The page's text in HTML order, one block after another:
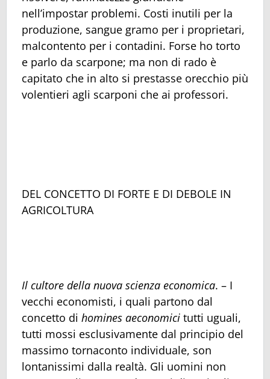
nell’impostar problemi. Costi inutili per la
produzione, sangue gramo per i proprietari,
malcontento per i contadini. Forse ho torto
e parlo da scarpone; ma non di rado è
capitato che in alto si prestasse orecchio più
volentieri agli scarponi che ai professori.
DEL CONCETTO DI FORTE E DI DEBOLE IN
AGRICOLTURA
Il cultore della nuova scienza economica. – I
vecchi economisti, i quali partono dal
concetto di homines aeconomici tutti uguali,
tutti mossi esclusivamente dal principio del
massimo tornaconto individuale, son
lontanissimi dalla realtà. Gli uomini non